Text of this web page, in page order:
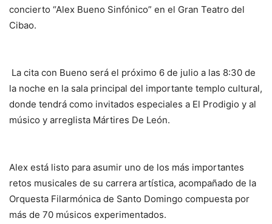
concierto “Alex Bueno Sinfónico” en el Gran Teatro del
Cibao.
La cita con Bueno será el próximo 6 de julio a las 8:30 de
la noche en la sala principal del importante templo cultural,
donde tendrá como invitados especiales a El Prodigio y al
músico y arreglista Mártires De León.
Alex está listo para asumir uno de los más importantes
retos musicales de su carrera artística, acompañado de la
Orquesta Filarmónica de Santo Domingo compuesta por
más de 70 músicos experimentados.